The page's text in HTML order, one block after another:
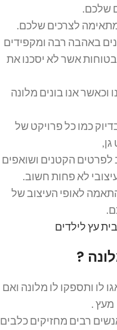
שלכם.
לצרכים שלכם.
באהבה רבה ומקפידים
אשר לא יסכנו את
אנו בונים מלונה
כמו כל פרויקט של
גן,
הקטנים ושואפים
לא פחות חשוב.
לאופי העיצוב של
בית עץ לילדים
?
ותספקו לו מלונה ואם
מעץ .
רבים מחזיקים כלבים